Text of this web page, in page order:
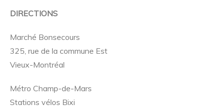
DIRECTIONS
Marché Bonsecours
325, rue de la commune Est
Vieux-Montréal
Métro Champ-de-Mars
Stations vélos Bixi